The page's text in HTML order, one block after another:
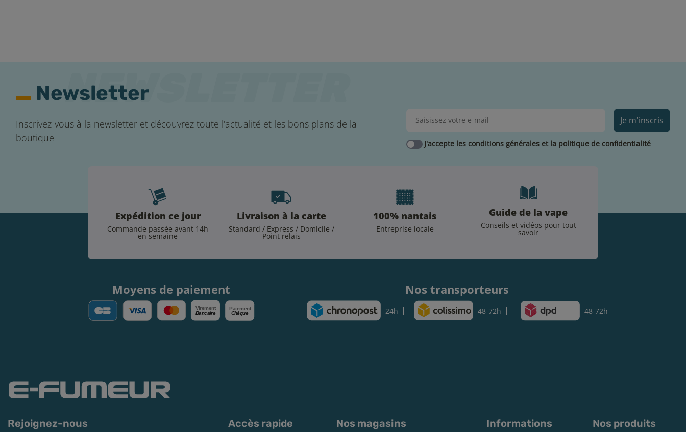
Newsletter
Inscrivez-vous à la newsletter et découvrez toute l'actualité et les bons plans de la
boutique
Je m'inscris
J'accepte les conditions générales et la politique de confidentialité
Expédition ce jour
Commande passée avant 14h
en semaine
Livraison à la carte
Standard / Express / Domicile /
Point relais
100% nantais
Entreprise locale
Guide de la vape
Conseils et vidéos pour tout
savoir
Moyens de paiement
Virement
Bancaire
Paiement
Chèque
Nos transporteurs
24h 48-72h 48-72h
Rejoignez-nous Accès rapide Nos magasins Informations Nos produits